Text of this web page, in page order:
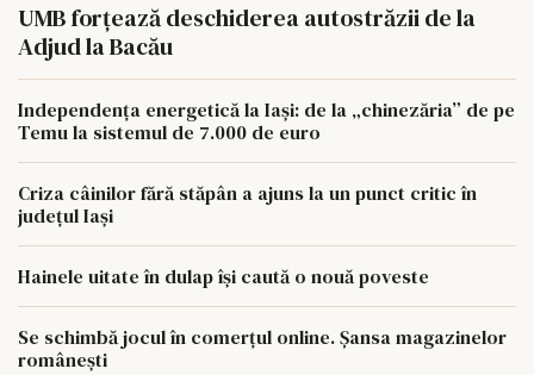
UMB forțează deschiderea autostrăzii de la
Adjud la Bacău
Independența energetică la Iași: de la „chinezăria” de pe
Temu la sistemul de 7.000 de euro
Criza câinilor fără stăpân a ajuns la un punct critic în
județul Iași
Hainele uitate în dulap îşi caută o nouă poveste
Se schimbă jocul în comerțul online. Șansa magazinelor
românești